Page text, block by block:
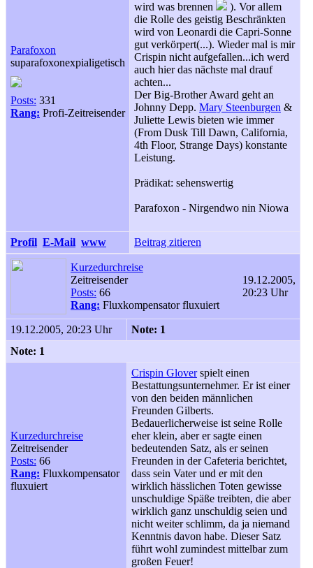
Parafoxon
suparafoxonexpialigetisch
Posts: 331
Rang: Profi-Zeitreisender
wird was brennen
). Vor allem
die Rolle des geistig Beschränkten
wird von Leonardi die Capri-Sonne
gut verkörpert(...). Wieder mal is mir
Crispin nicht aufgefallen...ich werd
auch hier das nächste mal drauf
achten...
Der Big-Brother Award geht an
Johnny Depp. Mary Steenburgen &
Juliette Lewis bieten wie immer
(From Dusk Till Dawn, California,
4th Floor, Strange Days) konstante
Leistung.
Prädikat: sehenswertig
Parafoxon - Nirgendwo nin Niowa
Profil E-Mail www Beitrag zitieren
Kurzedurchreise
Zeitreisender
Posts: 66
Rang: Fluxkompensator fluxuiert
19.12.2005,
20:23 Uhr
19.12.2005, 20:23 Uhr
Note: 1
Note: 1
Kurzedurchreise
Zeitreisender
Posts: 66
Rang: Fluxkompensator
fluxuiert
Crispin Gloverspielt einen
Bestattungsunternehmer. Er ist einer
von den beiden männlichen
Freunden Gilberts.
Bedauerlicherweise ist seine Rolle
eher klein, aber er sagte einen
bedeutenden Satz, als er seinen
Freunden in der Cafeteria berichtet,
dass sein Vater und er mit den
wirklich hässlichen Toten gewisse
unschuldige Späße treibten, die aber
wirklich ganz unschuldig seien und
nicht weiter schlimm, da ja niemand
Kenntnis davon habe. Dieser Satz
führt wohl zumindest mittelbar zum
großen Feuer!